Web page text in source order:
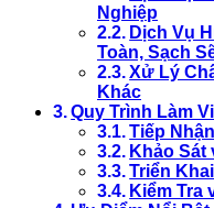
Nghiệp
Dịch Vụ
Toàn, Sạch
Xử Lý
Khác
Quy Trình Làm
Tiếp
Khảo Sát
Triển
Kiểm Tra